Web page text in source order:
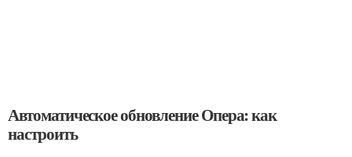
Автоматическое обновление Опера: как
настроить